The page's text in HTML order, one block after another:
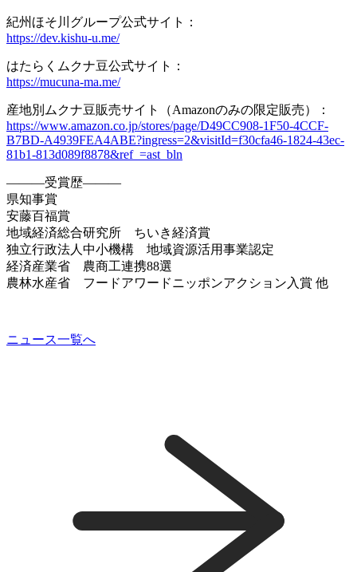
紀州ほそ川グループ公式サイト：
https://dev.kishu-u.me/
はたらくムクナ豆公式サイト：
https://mucuna-ma.me/
産地別ムクナ豆販売サイト（Amazonのみの限定販売）：
https://www.amazon.co.jp/stores/page/D49CC908-1F50-4CCF-
B7BD-A4939FEA4ABE?ingress=2&visitId=f30cfa46-1824-43ec-
81b1-813d089f8878&ref_=ast_bln
―――受賞歴―――
県知事賞
安藤百福賞
地域経済総合研究所 ちいき経済賞
独立行政法人中小機構 地域資源活用事業認定
経済産業省 農商工連携88選
農林水産省 フードアワードニッポンアクション入賞 他
ニュース一覧へ